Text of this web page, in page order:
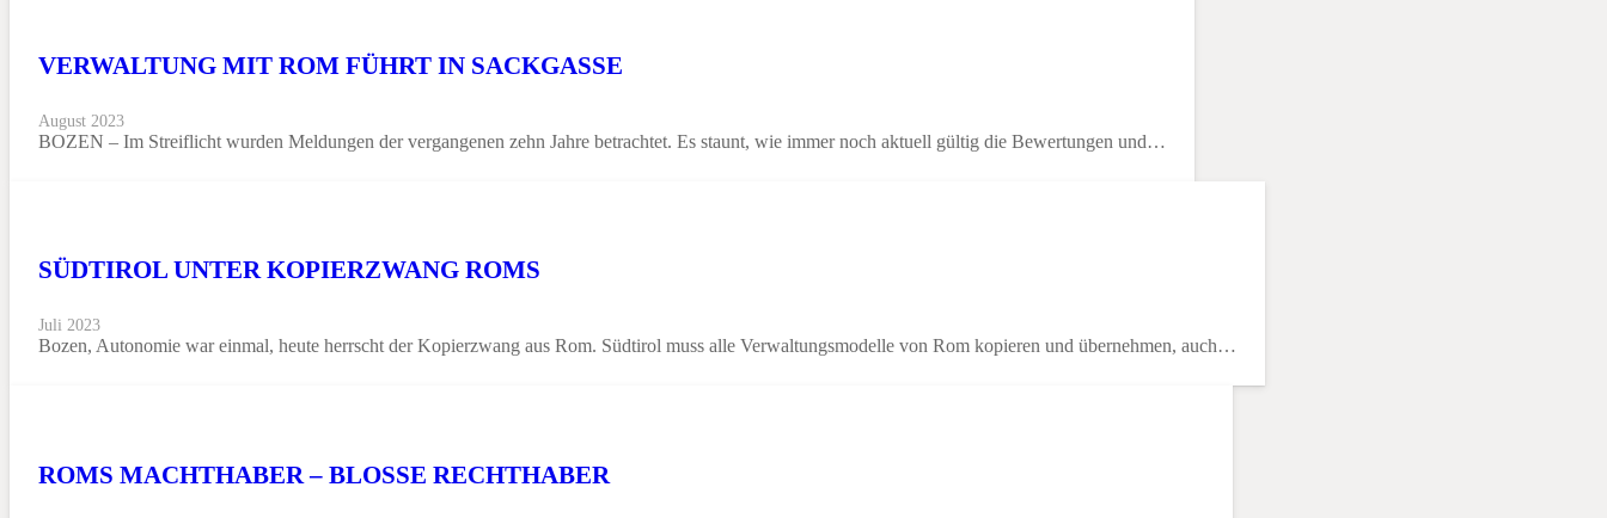
VERWALTUNG MIT ROM FÜHRT IN SACKGASSE
August 2023
BOZEN – Im Streiflicht wurden Meldungen der vergangenen zehn Jahre betrachtet. Es staunt, wie immer noch aktuell gültig die Bewertungen und…
SÜDTIROL UNTER KOPIERZWANG ROMS
Juli 2023
Bozen, Autonomie war einmal, heute herrscht der Kopierzwang aus Rom. Südtirol muss alle Verwaltungsmodelle von Rom kopieren und übernehmen, auch…
ROMS MACHTHABER – BLOSSE RECHTHABER